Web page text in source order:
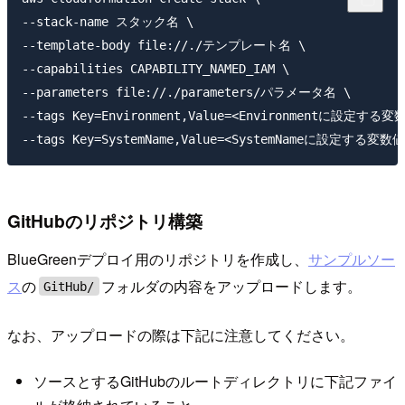
--stack-name スタック名 \
--template-body file://./テンプレート名 \
--capabilities CAPABILITY_NAMED_IAM \
--parameters file://./parameters/パラメータ名 \
--tags Key=Environment,Value=<Environmentに設定する変
GitHubのリポジトリ構築
BlueGreenデプロイ用のリポジトリを作成し、 サンプルソー
スの GitHub/ フォルダの内容をアップロードします。
なお、アップロードの際は下記に注意してください。
ソースとするGitHubのルートディレクトリに下記ファイ